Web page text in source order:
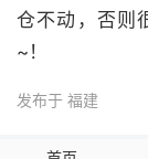
仓不动，否则
~！
发布于 福建